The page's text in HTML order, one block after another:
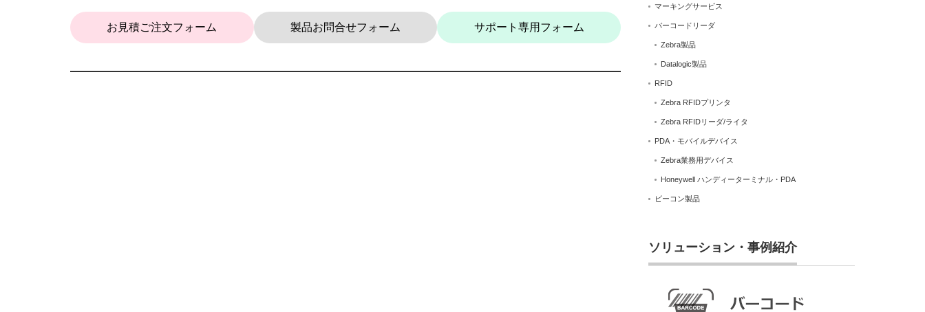
お見積ご注文フォーム 製品お問合せフォーム サポート専用フォーム
マーキングサービス
バーコードリーダ
Zebra製品
Datalogic製品
RFID
Zebra RFIDプリンタ
Zebra RFIDリーダ/ライタ
PDA・モバイルデバイス
Zebra業務用デバイス
Honeywell ハンディーターミナル・PDA
ビーコン製品
ソリューション・事例紹介